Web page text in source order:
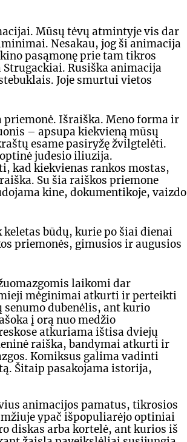
Mūsų tėvų atmintyje vis dar
Nesakau, jog ši animacija
pasąmonę prie tam tikros
Rusiška animacija
Joje smurtui vietos
Išraiška. Meno forma ir
– apsupa kiekvieną mūsų
esame pasiryžę žvilgtelėti.
judesio iliuzija.
kad kiekvienas rankos mostas,
Su šia raiškos priemone
kine, dokumentikoje, vaizdo
būdų, kurie po šiai dienai
priemonės, gimusios ir augusios
laikomi dar
mėginimai atkurti ir perteikti
senumo dubenėlis, ant kurio
į orą nuo medžio
atkuriama ištisa dviejų
raiška, bandymai atkurti ir
Komiksus galima vadinti
Šitaip pasakojama istorija,
animacijos pamatus, tikrosios
ypač išpopuliarėjo optiniai
diskas arba kortelė, ant kurios iš